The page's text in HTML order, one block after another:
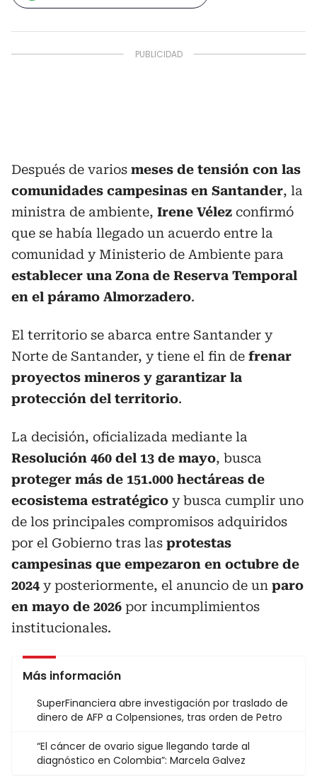
Después de varios meses de tensión con las
comunidades campesinas en Santander, la
ministra de ambiente, Irene Vélez confirmó
que se había llegado un acuerdo entre la
comunidad y Ministerio de Ambiente para
establecer una Zona de Reserva Temporal
en el páramo Almorzadero.
El territorio se abarca entre Santander y
Norte de Santander, y tiene el fin de frenar
proyectos mineros y garantizar la
protección del territorio.
La decisión, oficializada mediante la
Resolución 460 del 13 de mayo, busca
proteger más de 151.000 hectáreas de
ecosistema estratégico y busca cumplir uno
de los principales compromisos adquiridos
por el Gobierno tras las protestas
campesinas que empezaron en octubre de
2024 y posteriormente, el anuncio de un paro
en mayo de 2026 por incumplimientos
institucionales.
Más información
SuperFinanciera abre investigación por traslado de
dinero de AFP a Colpensiones, tras orden de Petro
“El cáncer de ovario sigue llegando tarde al
diagnóstico en Colombia”: Marcela Galvez